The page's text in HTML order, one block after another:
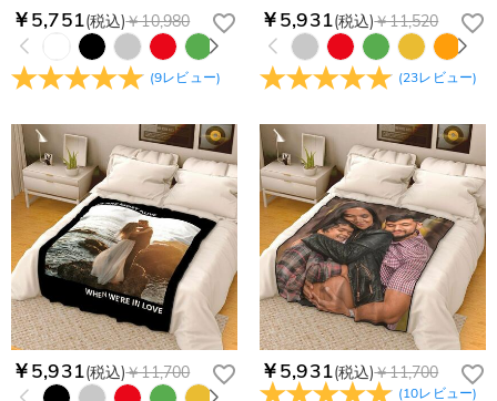
￥5,751(税込)￥10,980
(9レビュー)
￥5,931(税込)￥11,520
(23レビュー)
￥5,931(税込)￥11,700 ￥5,931(税込)￥11,700
(10レビュー)